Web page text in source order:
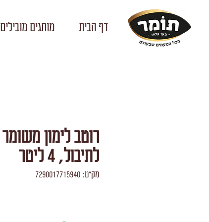
דף הבית מותגים מובילים
רוטב לימון משומר
לתיבול, 4 ליטר
מק"ט: 7290017715940